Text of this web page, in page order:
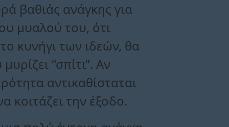
βαθιάς ανάγκης για
μυαλού του, ότι
κυνήγι των ιδεών, θα
“σπίτι”. Αν
αντικαθίσταται
κοιτάζει την έξοδο.